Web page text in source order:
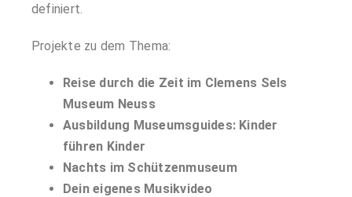
definiert.
Projekte zu dem Thema:
Reise durch die Zeit im Clemens Sels
Museum Neuss
Ausbildung Museumsguides: Kinder
führen Kinder
Nachts im Schützenmuseum
Dein eigenes Musikvideo